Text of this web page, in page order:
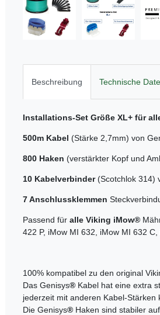
Beschreibung Technische
Installations-Set Größe XL+ für
500m Kabel (Stärke 2,7mm) von
800 Haken (verstärkter Kopf und
10 Kabelverbinder(Scotchlok 314)
7 Anschlussklemmen
Passend für alle Viking iMow®
422 P, iMow MI 632, iMow MI 632
100% kompatibel zu den original
Das Genisys® Kabel hat eine extra
jederzeit mit anderen Kabel-Stärken
Die Genisys® Haken sind stabiler